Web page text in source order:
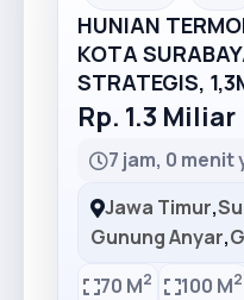
HUNIAN
KOTA
STRATEGIS,
Rp. 1.3 Miliar
7 jam, 0 menit
Jawa Timur,
Gunung Anyar,
70 M2 100 M2